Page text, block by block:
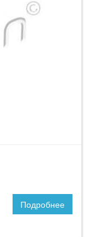
Подробнее